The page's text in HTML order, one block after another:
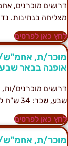
מוכרנים,
בנתיבות.
כאן לפרטים
בבאר שבע
מוכרנים/
שכר: 34 ש"ח לשעה.
כאן לפרטים
ת, אחמ"ש/